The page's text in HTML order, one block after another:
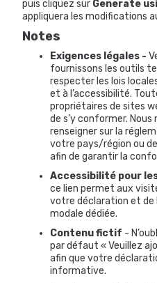
puis cliquez sur Generate
appliquera les modifications
Notes
Exigences légales -
fournissons les outils
respecter les lois
et à l’accessibilité.
propriétaires de sites
de s’y conformer.
renseigner sur la
votre pays/région ou
afin de garantir la
Accessibilité pour
ce lien permet aux
votre déclaration et de
modale dédiée.
Contenu fictif -
par défaut « Veuillez
afin que votre
informative.